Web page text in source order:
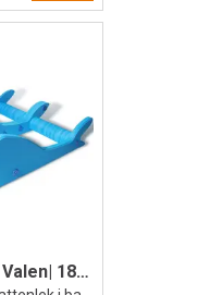
Flytleksak Valen| 180x138x54 cm